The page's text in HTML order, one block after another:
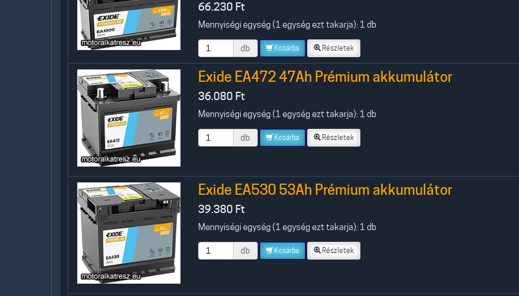
66.230 Ft
Mennyiségi egység (1 egység ezt takarja): 1 db
db Kosárba Részletek
Exide EA472 47Ah Prémium akkumulátor
36.080 Ft
Mennyiségi egység (1 egység ezt takarja): 1 db
db Kosárba Részletek
Exide EA530 53Ah Prémium akkumulátor
39.380 Ft
Mennyiségi egység (1 egység ezt takarja): 1 db
db Kosárba Részletek